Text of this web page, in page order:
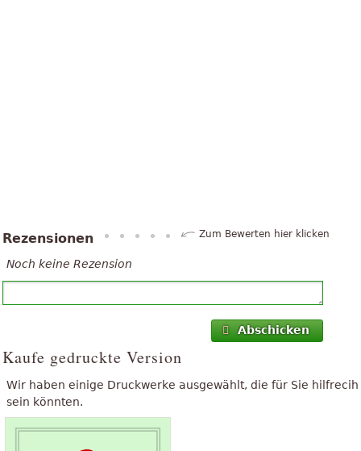
Rezensionen Zum Bewerten hier klicken
Noch keine Rezension
Abschicken
Kaufe gedruckte Version
Wir haben einige Druckwerke ausgewählt, die für Sie hilfrecih
sein könnten.